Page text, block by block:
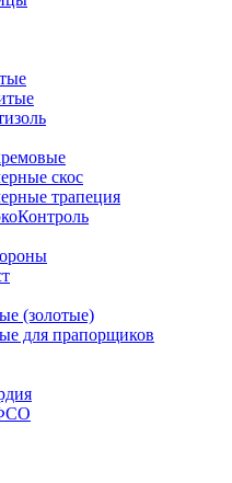
скос
трапеция
(золотые)
для прапорщиков